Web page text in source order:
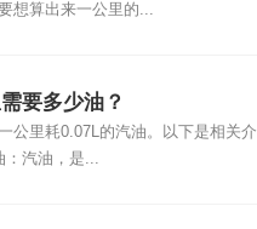
想算出来一公里的...
要多少油？
公里耗0.07L的汽油。以下是相关介
：汽油，是...